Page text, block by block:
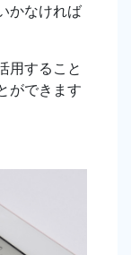
かなければ
用すること
ができます